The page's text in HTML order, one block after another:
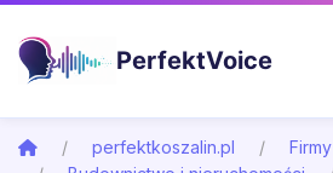
PerfektVoice
perfektkoszalin.pl
Firmy